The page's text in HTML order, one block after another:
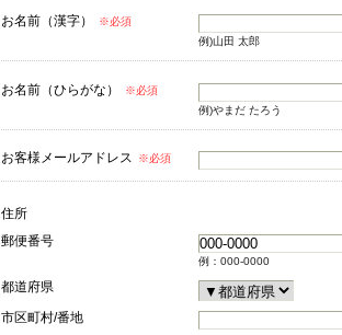
お名前（漢字）
※必須
例)山田 太郎
お名前（ひらがな）
※必須
例)やまだ たろう
お客様メールアドレス ※必須
住所
郵便番号
例：000-0000
都道府県
市区町村/番地